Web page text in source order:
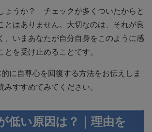
ょうか？ チェックが多くついたからと
とはありません。大切なのは、それが良
、いまあなたが自分自身をこのように感
とを受け止めることです。
に自尊心を回復する方法をお伝えしま
みすすめてみてください。
低い原因は？｜理由を